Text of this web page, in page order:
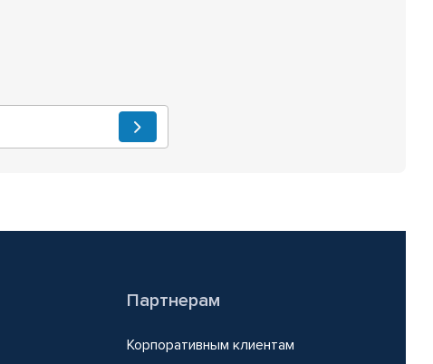
Партнерам
Корпоративным клиентам